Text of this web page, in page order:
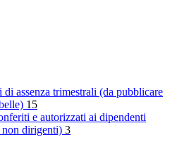
di assenza trimestrali (da pubblicare
15
e autorizzati ai dipendenti
dirigenti) 3